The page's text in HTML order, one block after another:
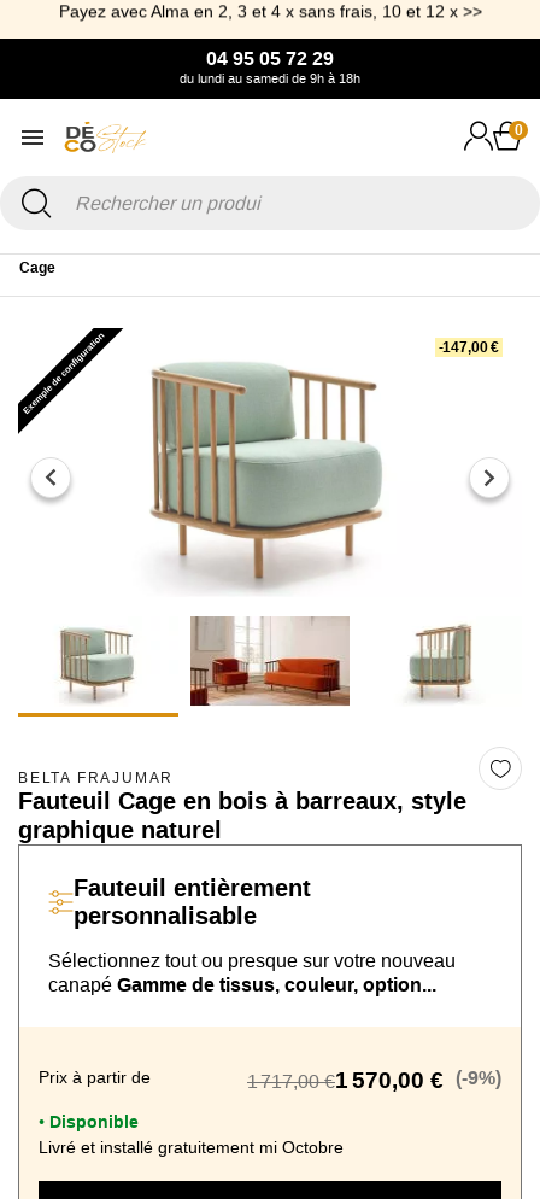
Payez avec Alma en 2, 3 et 4 x sans frais, 10 et 12 x >>
04 95 05 72 29
du lundi au samedi de 9h à 18h
0
Cage
-147,00 €
BELTA FRAJUMAR
Fauteuil Cage en bois à barreaux, style
graphique naturel
Fauteuil entièrement
personnalisable
Sélectionnez tout ou presque sur votre nouveau
canapé Gamme de tissus, couleur, option...
Prix à partir de 1 717,00 €1 570,00 € (-9%)
• Disponible
Livré et installé gratuitement mi Octobre